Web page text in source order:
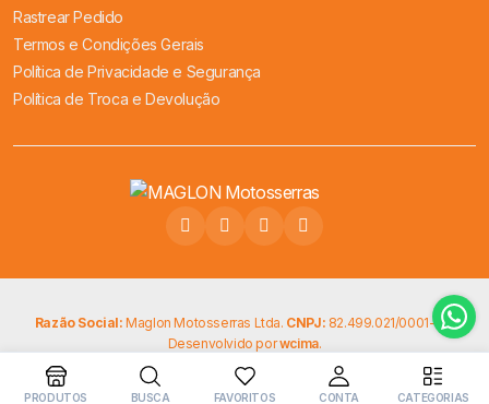
Rastrear Pedido
Termos e Condições Gerais
Política de Privacidade e Segurança
Política de Troca e Devolução
Razão Social: Maglon Motosserras Ltda. CNPJ: 82.499.021/0001-68.
Desenvolvido porwcima.
PRODUTOS BUSCA FAVORITOS CONTA CATEGORIAS